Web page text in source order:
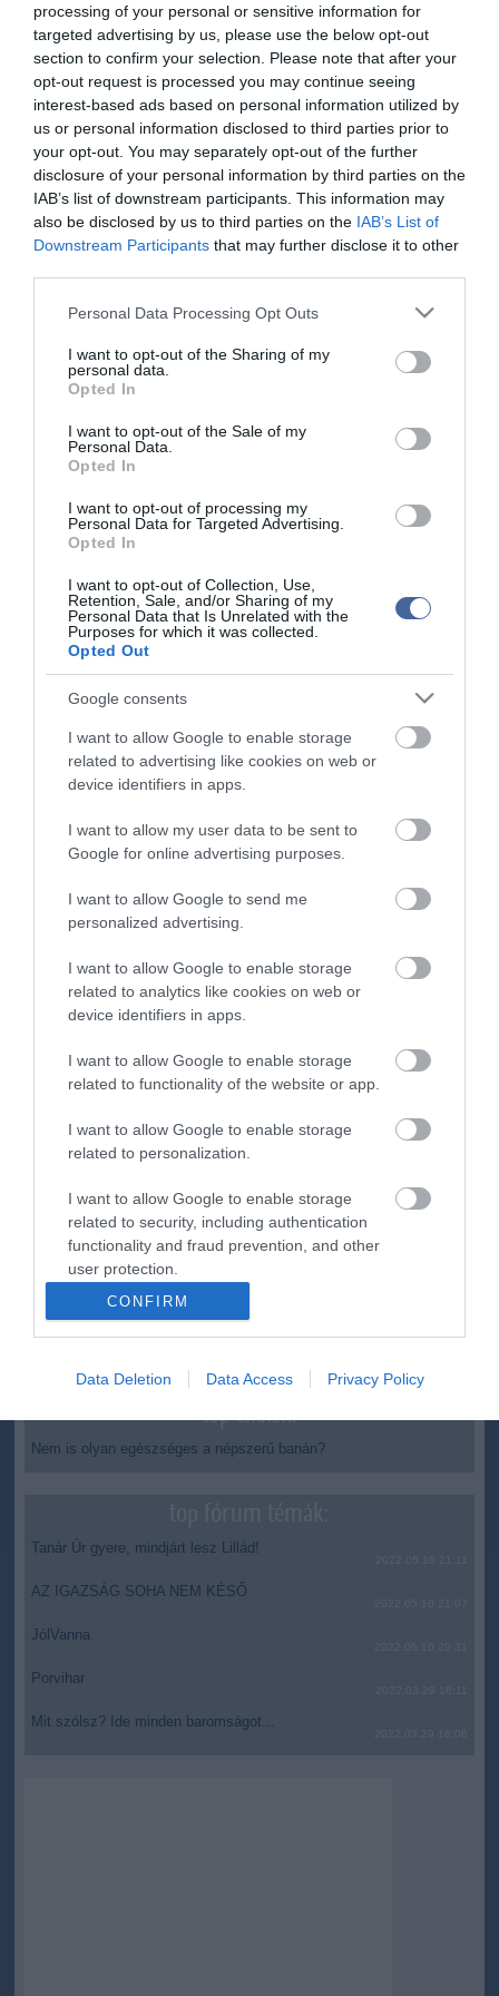
processing of your personal or sensitive information for
targeted advertising by us, please use the below opt-out
section to confirm your selection. Please note that after your
opt-out request is processed you may continue seeing
interest-based ads based on personal information utilized by
us or personal information disclosed to third parties prior to
your opt-out. You may separately opt-out of the further
disclosure of your personal information by third parties on the
IAB’s list of downstream participants. This information may
also be disclosed by us to third parties on the IAB’s List of
Downstream Participants that may further disclose it to other
Please note that this website/app uses one or more Google
not limited to your visit or usage behaviour. You may click to
grant or deny consent to Google and its third-party tags to
use your data for below specified purposes in below Google
consent section.
Personal Data Processing Opt Outs
I want to opt-out of the Sharing of my
personal data.
Opted In
I want to opt-out of the Sale of my
Personal Data.
Opted In
I want to opt-out of processing my
Personal Data for Targeted Advertising.
Opted In
I want to opt-out of Collection, Use,
Retention, Sale, and/or Sharing of my
Personal Data that Is Unrelated with the
Purposes for which it was collected.
Opted Out
Google consents
I want to allow Google to enable storage
related to advertising like cookies on web or
device identifiers in apps.
I want to allow my user data to be sent to
Google for online advertising purposes.
I want to allow Google to send me
personalized advertising.
I want to allow Google to enable storage
related to analytics like cookies on web or
device identifiers in apps.
I want to allow Google to enable storage
related to functionality of the website or app.
I want to allow Google to enable storage
related to personalization.
I want to allow Google to enable storage
related to security, including authentication
functionality and fraud prevention, and other
user protection.
CONFIRM
Data Deletion Data Access Privacy Policy
a Hamász ciszjordániai szervezetének 14 tagját. A Palesztin
Hatóság egy névtelenül nyilatkozó illetékese közölte újságírókkal:
a hatóságok gyanúja szerint az őrizetbe vett személyek a Hamász
"rendőrségéhez", az úgynevezett Végrehajtó Erőhöz tartoznak,
ezzel kapcsolatban akarják kihallgatni őket. Nyugati diplomaták
szerint Abbász kormánya és a neki alárendelt hatóságok jelentős
lépéseket tettek és tesznek az utóbbi időben Ciszjordánia egyes
részein a törvényesség biztosítása, a Hamász radikálisainak
megfékezése érdekében.
Abbász és Ehud Olmert izraeli kormányfő megegyezett a múlt
hónapban az egyesült államokbeli Annapolisban rendezett Közel-
Kelet-konferencián, hogy tárgyalásokat kezdenek egy 2008 végéig
megkötendő békeegyezségről, amelynek értelmében létrejöhetne
feltételként szabja minden korábbi megállapodás végrehajtásához,
béketervben vállalt kötelezettségeiknek, és fékezzék meg
szélsőségeseiket Ciszjordániában, valamint a Hamász szervezet
Kapcsolódó írások:
Az al-Kaida pakisztáni vezetője tagadja, hogy köze lenne Bhutto
halálához
Végső nyugalomra helyezték Benazir Bhuttót
Figyelem! A cikkhez hozzáfűzött hozzászólások nem ama.hunetwork nézeteit
tükrözik. A szerkesztőség mindössze a hírek publikációjával foglalkozik, a
kommenteket nem tudja befolyásolni - azok az olvasók személyes véleményét
Kérjük, kulturáltan, mások személyiségi jogainak és jó hírnevének tiszteletben
tartásával kommenteljenek!
ma.hu legfrissebb hírei:
egy útdíjrendszeres ügylet felülvizsgálata után
Saját életét is kockára tette a magyar erdész, hogy
Második világháborús MG-42 géppuskát emeltek ki a
Dunából - a rendőrség lefoglalta
A Miniszterelnökség felmondta a Lounge Eventtel kötött
Megérkezett az eső a Duna vízgyűjtőjére
14:26
Újabb két gyanúsítottat fogtak el a 600 milliós
ingatlanmaffia ügyében
top cikkek:
Nem is olyan egészséges a népszerű banán?
Tanár Úr gyere, mindjárt lesz Lillád!
AZ IGAZSÁG SOHA NEM KÉSŐ
JólVanna
Porvihar
Mit szólsz? Ide minden baromságot...